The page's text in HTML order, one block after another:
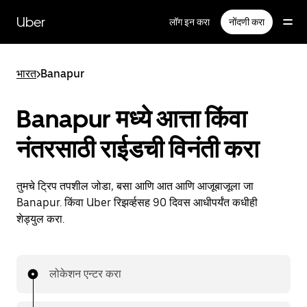
सामग्रीवरUber लॉग इन करा नोंदणी करा
भारत>Banapur
Banapur मध्ये आत्ता किंवा
नंतरसाठी राईडची विनंती करा
तुमचे ट्रिप तपशील जोडा, बसा आणि आत आणि आजूबाजूला जा
Banapur. किंवा Uber रिझर्व्हसह 90 दिवस आधीपर्यंत कधीही
शेड्युल करा.
लोकेशन एन्टर करा